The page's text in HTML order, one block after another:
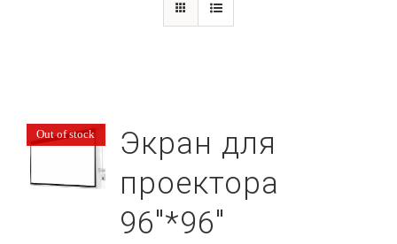
Out of stock
Экран для
проектора
96″*96″